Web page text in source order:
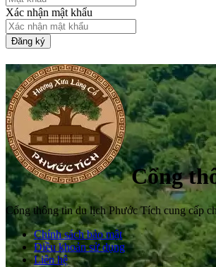
Xác nhận mật khẩu
Đăng ký
Cổng
Cổng thông tin du lịch Phước Tích cung cấp
Chính sách bảo mật
Điều khoản sử dụng
Liên hệ